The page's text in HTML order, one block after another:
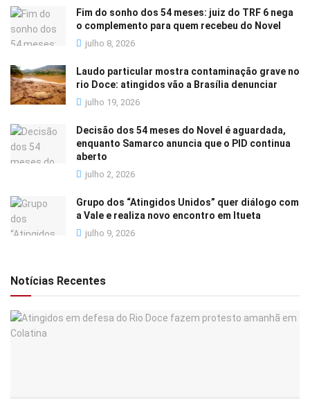
Fim do sonho dos 54 meses: juiz do TRF 6 nega
o complemento para quem recebeu do Novel
julho 8, 2026
Laudo particular mostra contaminação grave no
rio Doce: atingidos vão a Brasília denunciar
julho 19, 2026
Decisão dos 54 meses do Novel é aguardada,
enquanto Samarco anuncia que o PID continua
aberto
julho 2, 2026
Grupo dos “Atingidos Unidos” quer diálogo com
a Vale e realiza novo encontro em Itueta
julho 9, 2026
Notícias Recentes